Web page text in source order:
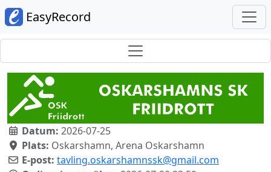
EasyRecord
Datum: 2026-07-25
Plats: Oskarshamn, Arena Oskarshamn
E-post: tavling.oskarshamnssk@gmail.com